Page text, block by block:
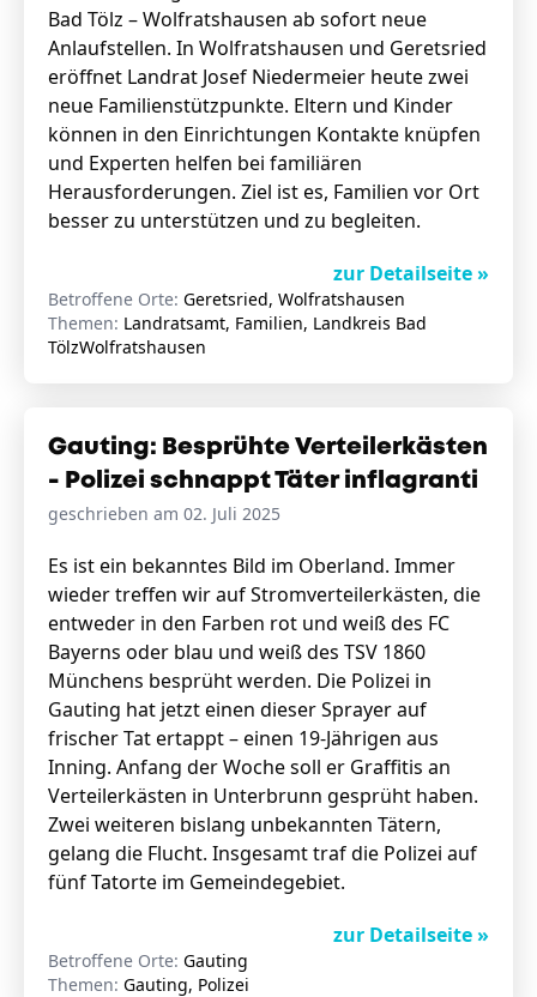
Bad Tölz – Wolfratshausen ab sofort neue
Anlaufstellen. In Wolfratshausen und Geretsried
eröffnet Landrat Josef Niedermeier heute zwei
neue Familienstützpunkte. Eltern und Kinder
können in den Einrichtungen Kontakte knüpfen
und Experten helfen bei familiären
Herausforderungen. Ziel ist es, Familien vor Ort
besser zu unterstützen und zu begleiten.
zur Detailseite »
Betroffene Orte: Geretsried, Wolfratshausen
Themen: Landratsamt, Familien, Landkreis Bad
TölzWolfratshausen
Gauting: Besprühte Verteilerkästen
- Polizei schnappt Täter inflagranti
geschrieben am 02. Juli 2025
Es ist ein bekanntes Bild im Oberland. Immer
wieder treffen wir auf Stromverteilerkästen, die
entweder in den Farben rot und weiß des FC
Bayerns oder blau und weiß des TSV 1860
Münchens besprüht werden. Die Polizei in
Gauting hat jetzt einen dieser Sprayer auf
frischer Tat ertappt – einen 19-Jährigen aus
Inning. Anfang der Woche soll er Graffitis an
Verteilerkästen in Unterbrunn gesprüht haben.
Zwei weiteren bislang unbekannten Tätern,
gelang die Flucht. Insgesamt traf die Polizei auf
fünf Tatorte im Gemeindegebiet.
zur Detailseite »
Betroffene Orte: Gauting
Themen: Gauting, Polizei